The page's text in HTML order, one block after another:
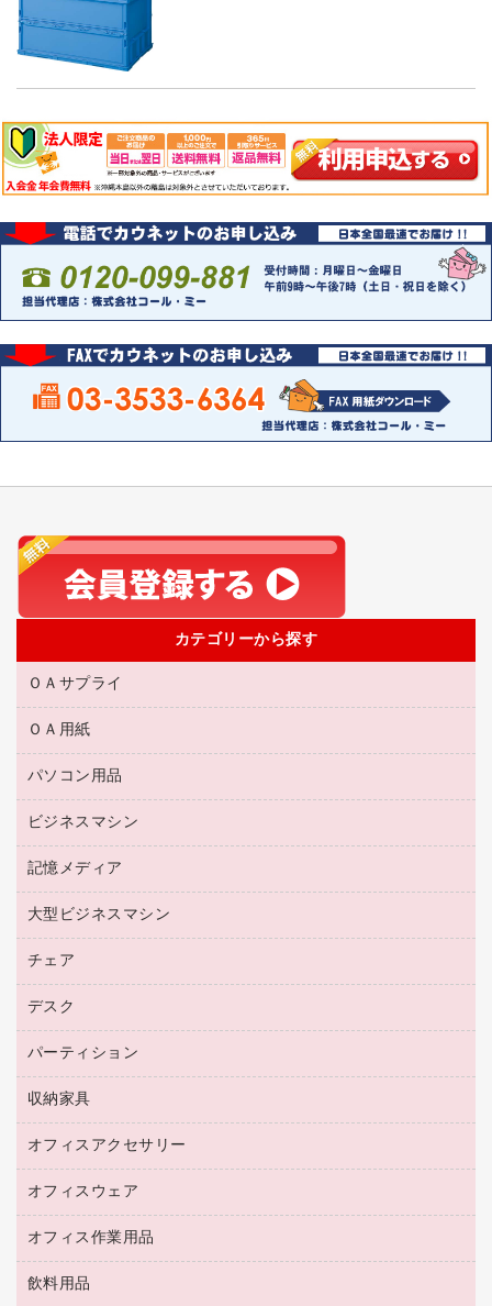
カテゴリーから探す
ＯＡサプライ
互換インクカートリッジ
リサイクルトナー（リターン方式）
リサイクルトナー（プール方式）
リサイクルインクカートリッジ
プリンタ用リボン
トナーカートリッジ
コピートナー
インクカートリッジ
ＯＡ用紙
名刺用紙
帳票用紙／フォーム用紙
ワープロ用紙
ラベル用紙
プロッター用紙
ハガキ用紙
その他コピー用紙・プリンタ用紙
コピー用紙
パソコン用品
パソコン周辺機器
各種ケーブル
マウスパッド
マウス
パソコンバッグ／収納用品
ネットワーク／ＬＡＮ機器
ネットワーク／ＬＡＮアクセサリー
セキュリティ用品
ＵＳＢハブ／ＵＳＢアクセサリー
ＯＡフィルター
ＯＡクリーナー／エアダスター
ビジネスマシン
電話機
レーザープリンタ／複合機
メモリーカード
プロジェクタ
ファクシミリ
デジタルカメラ
スキャナー
コピー機
記憶メディア
ブルーレイディスク
ＣＤ－ＲＷ
ＣＤ－Ｒ
メディア収納用品
大型ビジネスマシン
プリンタ
チェア
応接イス・ベンチ
オフィスチェア
デスク
ミーティングテーブル
デスク
カウンター
パーティション
ホワイトボード・黒板
収納家具
保管庫・書庫
ロッカー・下駄箱
その他収納
オフィスアクセサリー
オフィスアクセサリー
オフィスウェア
医療・介護・ワーキングウェア
ブラウス・シャツ
オフィス作業用品
養生用品
飲料用品